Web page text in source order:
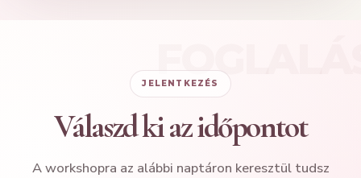
JELENTKEZÉS
Válaszd ki az időpontot
A workshopra az alábbi naptáron keresztül tudsz